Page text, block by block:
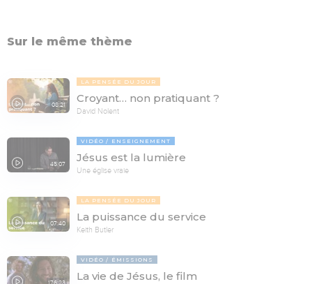
Sur le même thème
08:21
LA PENSÉE DU JOUR
Croyant… non pratiquant ?
David Nolent
45:07
VIDÉO ENSEIGNEMENT
Jésus est la lumière
Une église vraie
07:40
LA PENSÉE DU JOUR
La puissance du service
Keith Butler
VIDÉO ÉMISSIONS
La vie de Jésus, le film